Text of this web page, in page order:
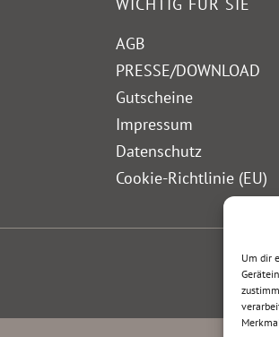
Um dir
AGB
PRESSE/DOWNLOAD
Gutscheine
Impressum
Datenschutz
Cookie-Richtlinie (EU)